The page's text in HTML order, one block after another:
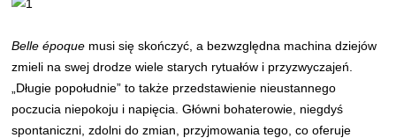
Belle époque musi się skończyć, a bezwzględna machina dziejów
zmieli na swej drodze wiele starych rytuałów i przyzwyczajeń.
„Długie popołudnie” to także przedstawienie nieustannego
poczucia niepokoju i napięcia. Główni bohaterowie, niegdyś
spontaniczni, zdolni do zmian, przyjmowania tego, co oferuje